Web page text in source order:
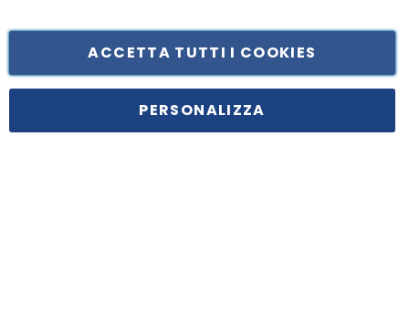
Principe di Piemonte 199, cap. 80026 Casoria (NA) - C.F. 05834470634 -
ACCETTA TUTTI I COOKIES
PERSONALIZZA